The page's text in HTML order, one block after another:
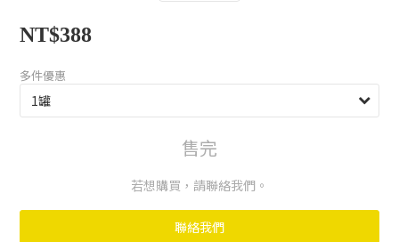
NT$388
多件優惠
售完
若想購買，請聯絡我們。
聯絡我們